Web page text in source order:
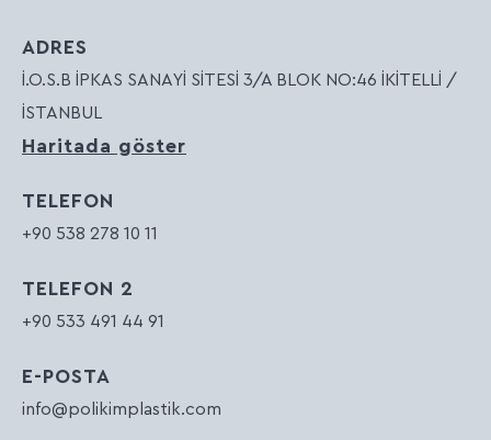
ADRES
İ.O.S.B İPKAS SANAYİ SİTESİ 3/A BLOK NO:46 İKİTELLİ /
İSTANBUL
Haritada göster
TELEFON
+90 538 278 10 11
TELEFON 2
+90 533 491 44 91
E-POSTA
info@polikimplastik.com